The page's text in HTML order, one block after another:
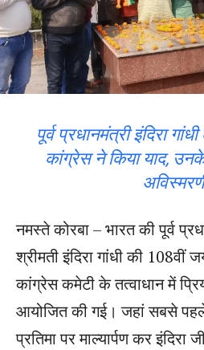
पूर्व प्रधानमंत्री इंदिरा
कांग्रेस ने किया याद, उनके
नमस्ते कोरबा – भारत की पूर्व
श्रीमती इंदिरा गांधी की 108वीं
कांग्रेस कमेटी के तत्वाधान में
आयोजित की गई। जहां सबसे पहले
प्रतिमा पर माल्यार्पण कर